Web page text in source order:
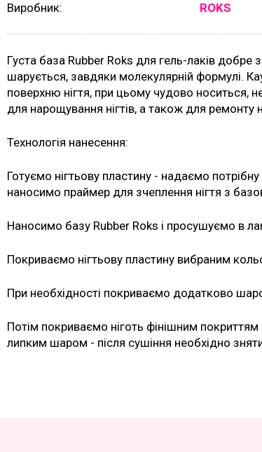
Виробник: ROKS
Густа база Rubber Roks для гель-лаків добре
шарується, завдяки молекулярній формулі.
поверхню нігтя, при цьому чудово носиться,
для нарощування нігтів, а також для ремонту
Технологія нанесення:
Готуємо нігтьову пластину - надаємо
наносимо праймер для зчеплення нігтя з
Наносимо базу Rubber Roks і просушуємо в
Покриваємо нігтьову пластину вибраним
При необхідності покриваємо додатково
Потім покриваємо ніготь фінішним
липким шаром - після сушіння необхідно